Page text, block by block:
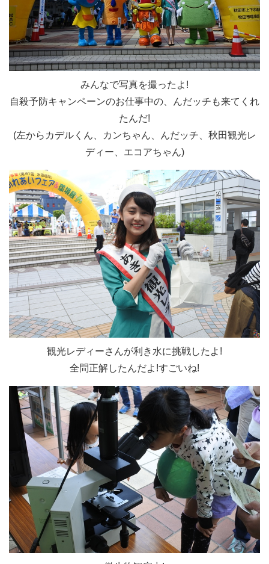
みんなで写真を撮ったよ!
自殺予防キャンペーンのお仕事中の、んだッチも来てくれ
たんだ!
(左からカデルくん、カンちゃん、んだッチ、秋田観光レ
ディー、エコアちゃん)
観光レディーさんが利き水に挑戦したよ!
全問正解したんだよ!すごいね!